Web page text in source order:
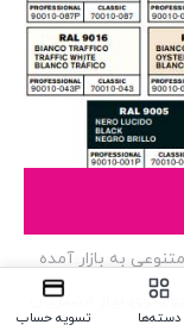
به بازار آمده
نیاز مشتریان
دسته‌ها
تسویه حساب